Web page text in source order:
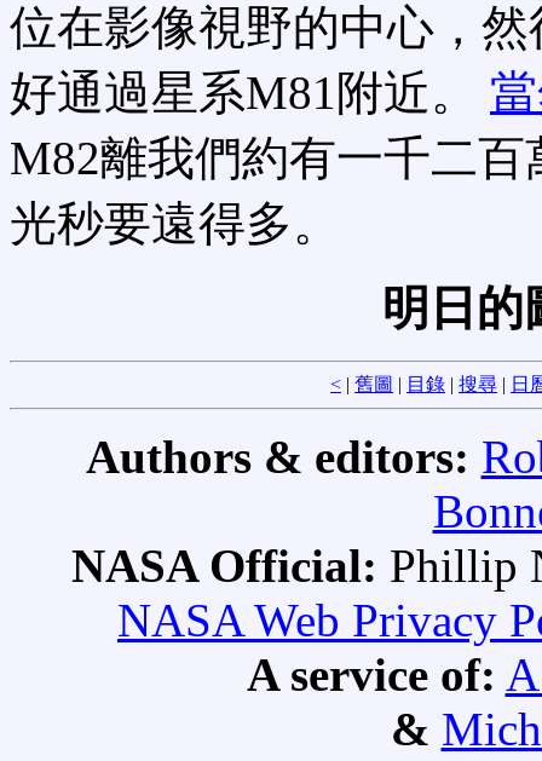
位在影像視野的中心，
好通過星系M81附近。
M82離我們約有一千二
光秒要遠得多。
明日
< | 舊圖 | 目錄 | 搜尋 | 日
Authors & editors:
NASA Official: Phillip
NASA Web Privacy
A service of:
&